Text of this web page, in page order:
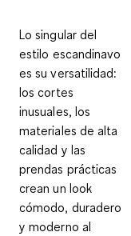
Lo singular del
estilo escandinavo
es suversatilidad:
los cortes
inusuales, los
materiales de alta
calidad y las
prendas prácticas
crean un look
cómodo, duradero
y moderno al